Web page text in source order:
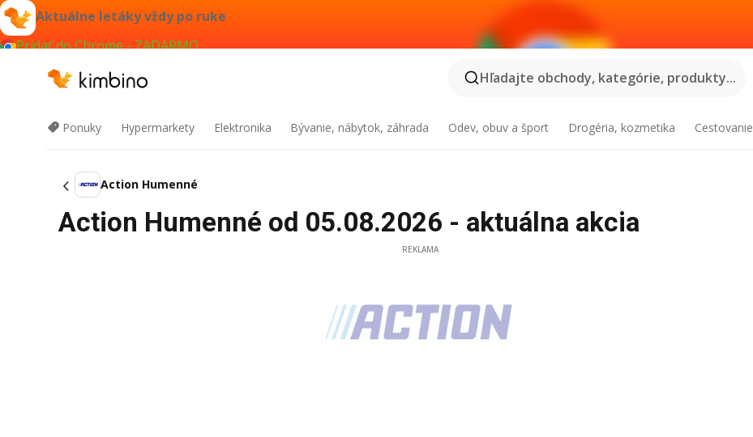
Aktuálne letáky vždy po ruke
Pridať do Chrome - ZADARMO
Hľadajte obchody, kategórie, produkty...
Ponuky Hypermarkety Elektronika Bývanie, nábytok, záhrada Odev, obuv a šport Drogéria, kozmetika Cestovanie
Action Humenné
Action Humenné od 05.08.2026 - aktuálna akcia
REKLAMA